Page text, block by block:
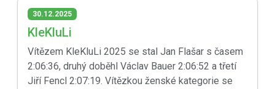
30.12.2025
KleKluLi
Vítězem KleKluLi 2025 se stal Jan Flašar s časem
2:06:36, druhý doběhl Václav Bauer 2:06:52 a třetí
Jiří Fencl 2:07:19. Vítězkou ženské kategorie se